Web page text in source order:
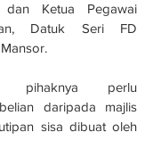
dan Ketua Pegawai
Datuk Seri FD
pihaknya perlu
daripada majlis
sisa dibuat oleh